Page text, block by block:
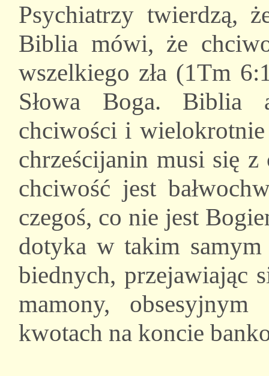
Psychiatrzy twierdzą,
Biblia mówi, że
wszelkiego zła (1Tm
Słowa Boga. Biblia
chciwości i
chrześcijanin musi się
chciwość jest
czegoś, co nie jest
dotyka w takim
biednych, przejawiając
mamony,
kwotach na koncie